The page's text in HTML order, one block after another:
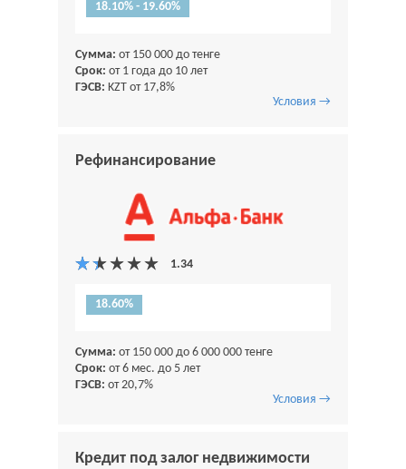
18.10% - 19.60%
Сумма: от 150 000 до тенге
Срок: от 1 года до 10 лет
ГЭСВ: KZT от 17,8%
Условия →
Рефинансирование
18.60%
Сумма: от 150 000 до 6 000 000 тенге
Срок: от 6 мес. до 5 лет
ГЭСВ: от 20,7%
Условия →
Кредит под залог недвижимости